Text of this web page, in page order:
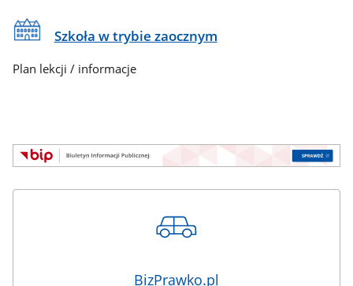
Szkoła w trybie zaocznym
Plan lekcji / informacje
BizPrawko.pl